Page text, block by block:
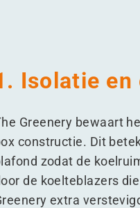
Isolatie
Greenery bewaart
constructie. Dit
zodat de
de koelteblazers
extra